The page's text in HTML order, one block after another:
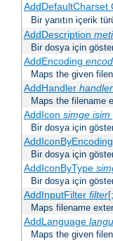
AddDefaultCharset
Bir yanıtın içerik
AddDescription
Bir dosya için
AddEncoding
Maps the given
AddHandler
Maps the filename
AddIcon simge isim
Bir dosya için
AddIconByEncoding
Bir dosya için
AddIconByType
Bir dosya için
AddInputFilter filter[;
Maps filename
AddLanguage
Maps the given